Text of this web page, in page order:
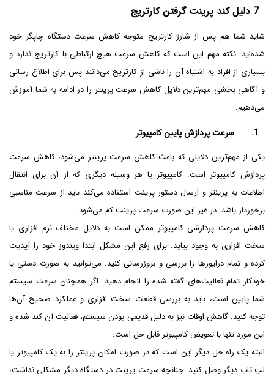
7 دلیل کند پرینت گرفتن کارتریج
شاید شما هم پس از شارژ کارتریج متوجه کاهش سرعت دستگاه چاپگر خود
شده‌اید. نکته مهم این است که کاهش سرعت هیچ ارتباطی با کارتریج ندارد و
بسیاری از افراد به اشتباه آن را ناشی از کارتریج می‌دانند پس برای اطلاع رسانی
و آگاهی بخشی مهم‌ترین دلایل کاهش سرعت پرینتر را در ادامه به شما آموزش
می‌دهیم.
1. سرعت پردازش پایین کامپیوتر
یکی از مهم‌ترین دلایلی که باعث کاهش سرعت پرینتر می‌شود، کاهش سرعت
پردازش کامپیوتر است. کامپیوتر یا هر وسیله دیگری که از آن برای انتقال
اطلاعات به پرینتر و ارسال دستور پرینت استفاده می‌کند باید از سرعت مناسبی
برخوردار باشد، در غیر این صورت سرعت پرینت کم می‌شود.
کاهش سرعت پردازشی کامپیوتر ممکن است به دلایل مختلف نرم افزاری یا
سخت افزاری به وجود بیاید. برای رفع این مشکل ابتدا ویندوز خود را آپدیت
کرده و تمام درایورها را بررسی و بروزرسانی کنید. می‌توانید به صورت دستی یا
خودکار تمام فعالیت‌های گفته شده را انجام دهید. اگر همچنان سرعت سیستم
شما پایین است، باید به بررسی قطعات سخت افزاری و عملکرد صحیح آن‌ها
توجه کنید. گاهش اوقات نیز به دلیل قدیمی بودن سیستم، فعالیت آن کند شده و
این مورد تنها با تعویض کامپیوتر قابل حل است.
البته یک راه حل دیگر این است که در صورت امکان پرینتر را به یک کامپیوتر یا
لپ تاپ دیگر وصل کنید. چنانچه سرعت پرینت در دستگاه دیگر مشکلی نداشت،